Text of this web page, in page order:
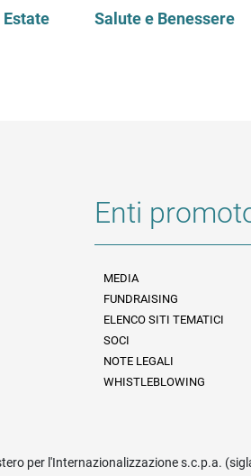
Estate Salute e Benessere
Enti
Informazioni legali e
MEDIA
FUNDRAISING
ELENCO SITI TEMATICI
SOCI
NOTE LEGALI
WHISTLEBLOWING
per l'Internazionalizzazione s.c.p.a.